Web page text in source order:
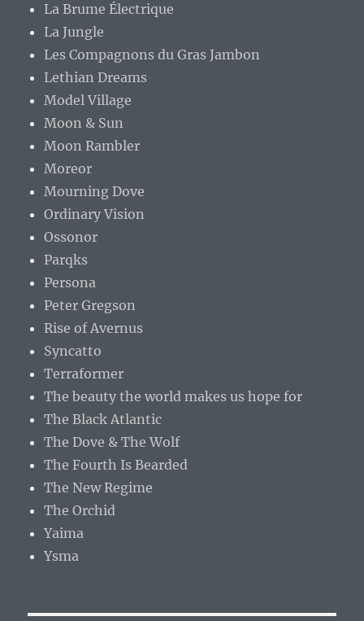
La Brume Électrique
La Jungle
Les Compagnons du Gras Jambon
Lethian Dreams
Model Village
Moon & Sun
Moon Rambler
Moreor
Mourning Dove
Ordinary Vision
Ossonor
Parqks
Persona
Peter Gregson
Rise of Avernus
Syncatto
Terraformer
The beauty the world makes us hope for
The Black Atlantic
The Dove & The Wolf
The Fourth Is Bearded
The New Regime
The Orchid
Yaima
Ysma